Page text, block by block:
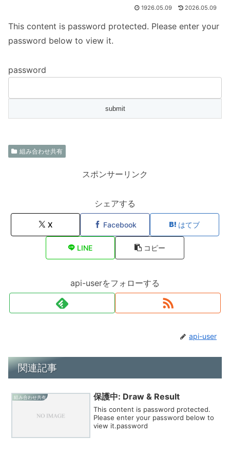
1926.05.09 2026.05.09
This content is password protected. Please enter your
password below to view it.
password
組み合わせ共有
スポンサーリンク
シェアする
X Facebook はてブ
LINE コピー
api-userをフォローする
api-user
関連記事
組み合わせ共有 保護中: Draw & Result
This content is password protected.
Please enter your password below to
view it.password